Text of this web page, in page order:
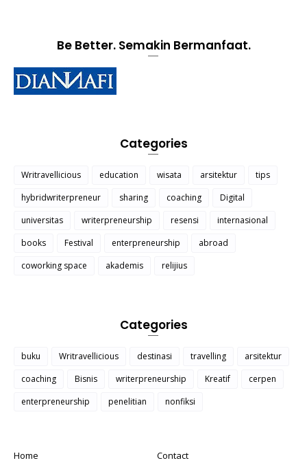
Be Better. Semakin Bermanfaat.
Categories
Writravellicious education wisata arsitektur
tips
hybridwriterpreneur
sharing coaching
Digital
universitas
writerpreneurship resensi
internasional
books
Festival enterpreneurship
abroad
coworking space
akademis relijius
Categories
buku Writravellicious destinasi travelling
arsitektur
coaching
Bisnis writerpreneurship Kreatif
cerpen
enterpreneurship
penelitian nonfiksi
Home
Contact